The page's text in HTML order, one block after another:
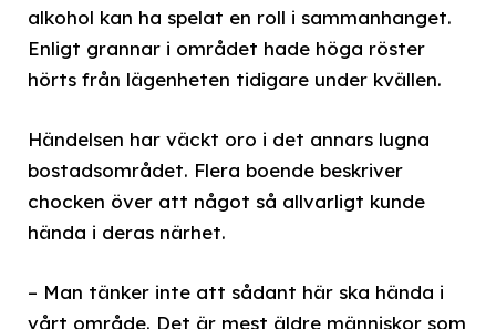
alkohol kan ha spelat en roll i sammanhanget.
Enligt grannar i området hade höga röster
hörts från lägenheten tidigare under kvällen.
Händelsen har väckt oro i det annars lugna
bostadsområdet. Flera boende beskriver
chocken över att något så allvarligt kunde
hända i deras närhet.
– Man tänker inte att sådant här ska hända i
vårt område. Det är mest äldre människor som